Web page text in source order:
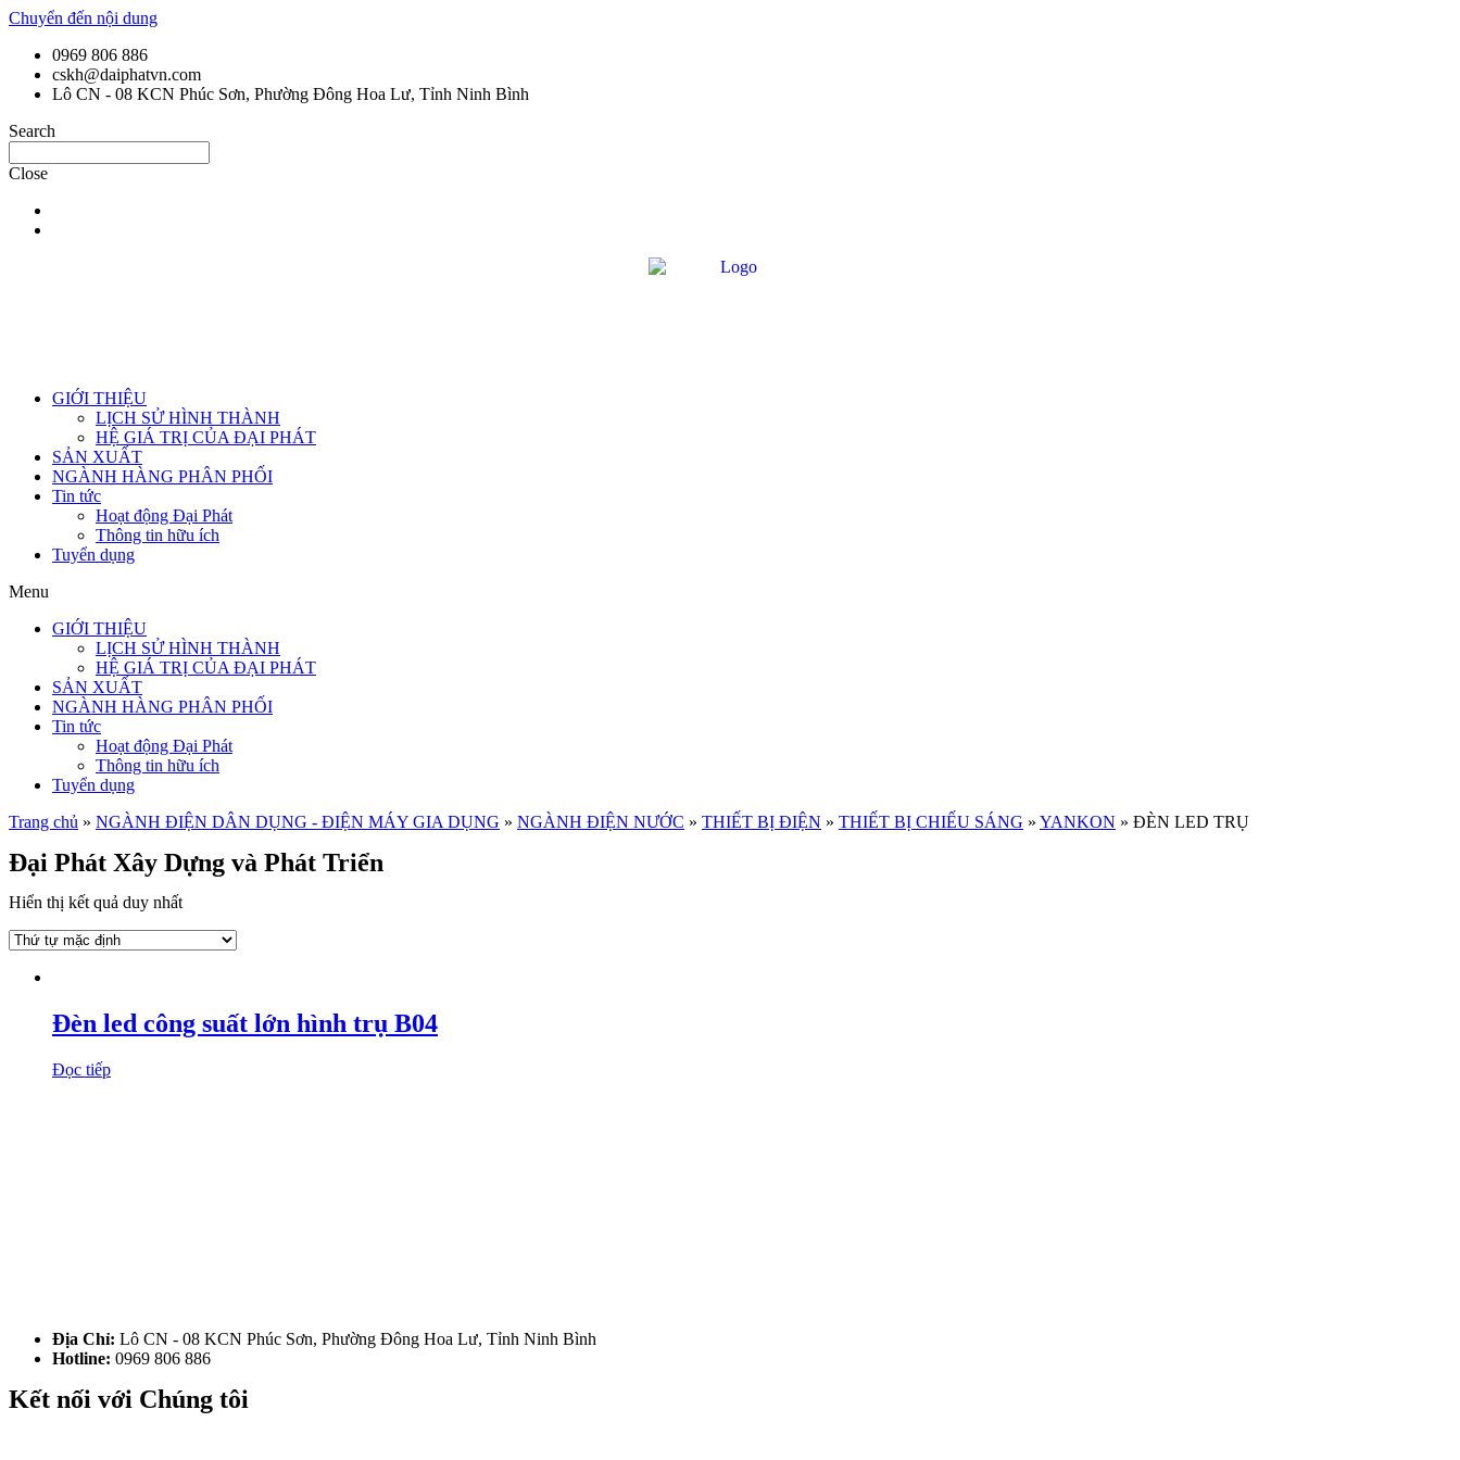
Chuyển đến nội dung
0969 806 886
cskh@daiphatvn.com
Lô CN - 08 KCN Phúc Sơn, Phường Đông Hoa Lư, Tỉnh Ninh Bình
Search
Close
GIỚI THIỆU
LỊCH SỬ HÌNH THÀNH
HỆ GIÁ TRỊ CỦA ĐẠI PHÁT
SẢN XUẤT
NGÀNH HÀNG PHÂN PHỐI
Tin tức
Hoạt động Đại Phát
Thông tin hữu ích
Tuyển dụng
Menu
GIỚI THIỆU
LỊCH SỬ HÌNH THÀNH
HỆ GIÁ TRỊ CỦA ĐẠI PHÁT
SẢN XUẤT
NGÀNH HÀNG PHÂN PHỐI
Tin tức
Hoạt động Đại Phát
Thông tin hữu ích
Tuyển dụng
Trang chủ » NGÀNH ĐIỆN DÂN DỤNG - ĐIỆN MÁY GIA DỤNG » NGÀNH ĐIỆN NƯỚC » THIẾT BỊ ĐIỆN » THIẾT BỊ CHIẾU SÁNG » YANKON » ĐÈN LED TRỤ
Đại Phát Xây Dựng và Phát Triển
Hiển thị kết quả duy nhất
Đèn led công suất lớn hình trụ B04
Đọc tiếp
Địa Chỉ: Lô CN - 08 KCN Phúc Sơn, Phường Đông Hoa Lư, Tỉnh Ninh Bình
Hotline: 0969 806 886
Kết nối với Chúng tôi